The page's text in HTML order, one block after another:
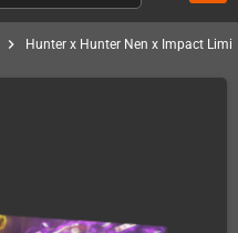
chevron_right Hunter x Hunter Nen x Impact